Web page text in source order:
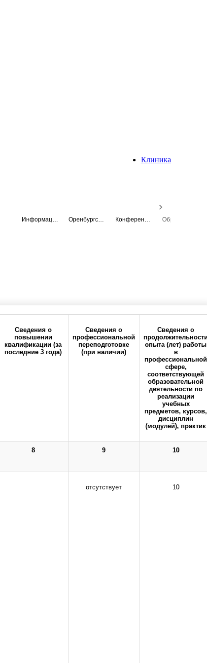
Клиника
Сведения о
повышении
квалификации (за
последние 3 года)
Сведения о
профессиональной
переподготовке
(при наличии)
Сведения о
опыта (лет) работы
в
профессиональной
сфере,
соответствующей
образовательной
деятельности по
реализации
учебных
предметов, курсов,
дисциплин
(модулей), практик
8 9 10
отсутствует 10
Политика
Реквизиты